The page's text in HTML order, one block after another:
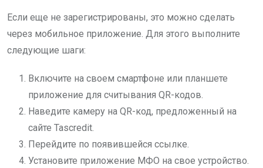
Если еще не зарегистрированы, это можно сделать
через мобильное приложение. Для этого выполните
следующие шаги:
Включите на своем смартфоне или планшете
приложение для считывания QR-кодов.
Наведите камеру на QR-код, предложенный на
сайте Tascredit.
Перейдите по появившейся ссылке.
Установите приложение МФО на свое устройство.